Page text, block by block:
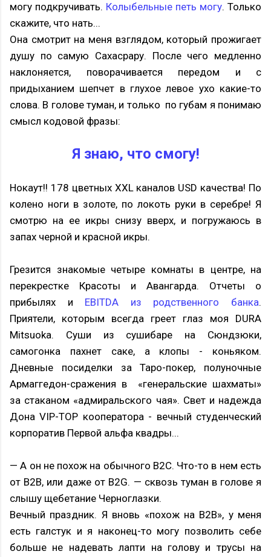
могу подкручивать. Колыбельные петь могу. Только
скажите, что нать...
Она смотрит на меня взглядом, который прожигает
душу по самую Сахасрару. После чего медленно
наклоняется, поворачивается передом и с
придыханием шепчет в глухое левое ухо какие-то
слова. В голове туман, и только по губам я понимаю
смысл кодовой фразы:
Я знаю, что смогу!
Нокаут!! 178 цветных XXL каналов USD качества! По
колено ноги в золоте, по локоть руки в серебре! Я
смотрю на ее икры снизу вверх, и погружаюсь в
запах черной и красной икры.
Грезится знакомые четыре комнаты в центре, на
перекрестке Красоты и Авангарда. Отчеты о
прибылях и EBITDA из родственного банка.
Приятели, которым всегда греет глаз моя DURA
Mitsuoka. Суши из сушибаре на Сюндзюки,
самогонка пахнет саке, а клопы - коньяком.
Дневные посиделки за Таро-покер, полуночные
Армаггедон-сражения в «генеральские шахматы»
за стаканом «адмиральского чая». Свет и надежда
Дона VIP-TOP кооператора - вечный студенческий
корпоратив Первой альфа квадры...
— А он не похож на обычного B2C. Что-то в нем есть
от B2B, или даже от B2G. — сквозь туман в голове я
слышу щебетание Черноглазки.
Вечный праздник. Я вновь «похож на B2B», у меня
есть галстук и я наконец-то могу позволить себе
больше не надевать лапти на голову и трусы на